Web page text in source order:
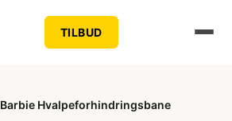
TILBUD
Barbie Hvalpeforhindringsbane